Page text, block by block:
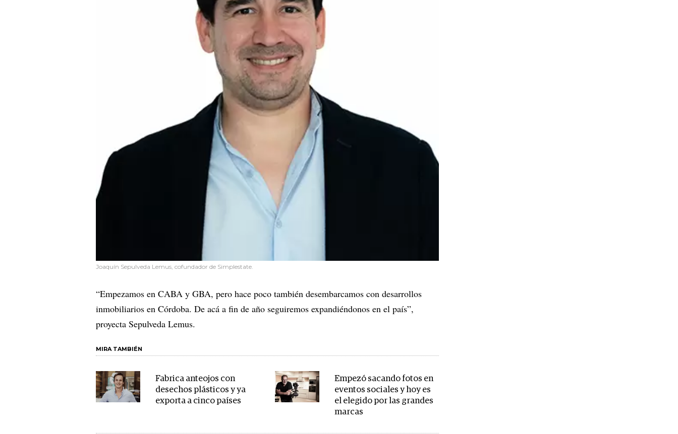
Joaquín Sepulveda Lemus, cofundador de Simplestate.
“Empezamos en CABA y GBA, pero hace poco también desembarcamos con desarrollos
inmobiliarios en Córdoba. De acá a fin de año seguiremos expandiéndonos en el país”,
proyecta Sepulveda Lemus.
MIRA TAMBIÉN
Fabrica anteojos con
desechos plásticos y ya
exporta a cinco países
Empezó sacando fotos en
eventos sociales y hoy es
el elegido por las grandes
marcas